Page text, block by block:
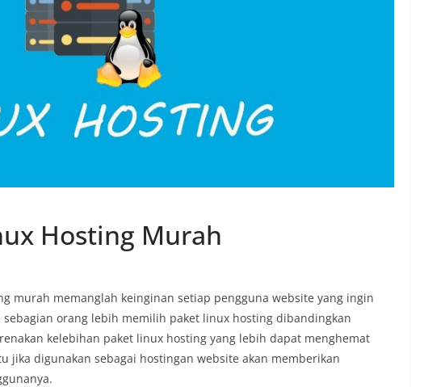
Hosting Murah
murah memanglah keinginan setiap pengguna website yang ingin
sebagian orang lebih memilih paket linux hosting dibandingkan
kelebihan paket linux hosting yang lebih dapat menghemat
jika digunakan sebagai hostingan website akan memberikan